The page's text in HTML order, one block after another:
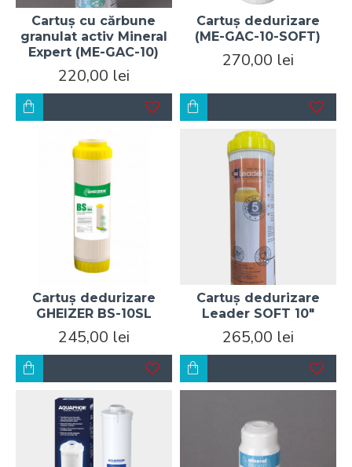
Cartuș cu cărbune
granulat activ Mineral
Expert (ME-GAC-10)
220,00 lei
Cartuș dedurizare
(ME-GAC-10-SOFT)
270,00 lei
Cartuș dedurizare
GHEIZER BS-10SL
245,00 lei
Cartuș dedurizare
Leader SOFT 10"
265,00 lei